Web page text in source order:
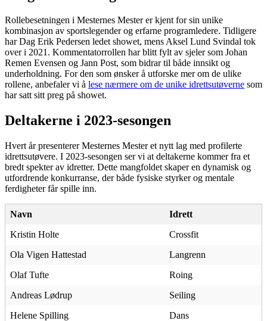
Rollebesetningen i Mesternes Mester er kjent for sin unike
kombinasjon av sportslegender og erfarne programledere. Tidligere
har Dag Erik Pedersen ledet showet, mens Aksel Lund Svindal tok
over i 2021. Kommentatorrollen har blitt fylt av sjeler som Johan
Remen Evensen og Jann Post, som bidrar til både innsikt og
underholdning. For den som ønsker å utforske mer om de ulike
rollene, anbefaler vi å lese nærmere om de unike idrettsutøverne som
har satt sitt preg på showet.
Deltakerne i 2023-sesongen
Hvert år presenterer Mesternes Mester et nytt lag med profilerte
idrettsutøvere. I 2023-sesongen ser vi at deltakerne kommer fra et
bredt spekter av idretter. Dette mangfoldet skaper en dynamisk og
utfordrende konkurranse, der både fysiske styrker og mentale
ferdigheter får spille inn.
Navn
Idrett
Kristin Holte
Crossfit
Ola Vigen Hattestad
Langrenn
Olaf Tufte
Roing
Andreas Lødrup
Seiling
Helene Spilling
Dans